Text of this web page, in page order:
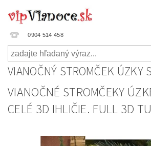
0904 514 458
VIANOČNÝ STROMČEK ÚZKY
VIANOČNÉ STROMČEKY
CELÉ 3D IHLIČIE. FULL 3D